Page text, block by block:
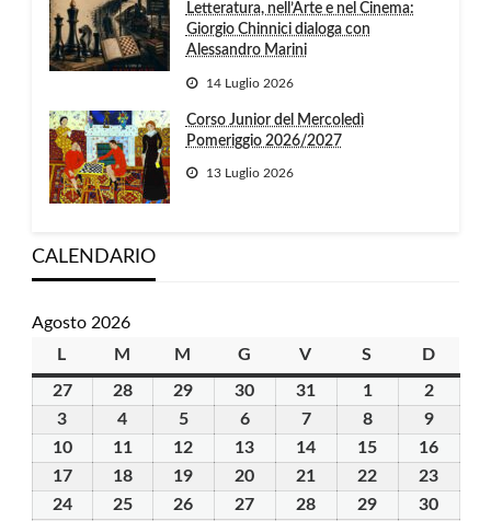
Letteratura, nell’Arte e nel Cinema:
Giorgio Chinnici dialoga con
Alessandro Marini
14 Luglio 2026
Corso Junior del Mercoledì
Pomeriggio 2026/2027
13 Luglio 2026
CALENDARIO
Agosto 2026
L
M martedì
M mercoledì
G giovedìV venerdì
S sabatoD
2727
Luglio
2026
2828
29 30 31 11
Agosto
2026
22
Agosto
2026
3
Agosto
2026
4
Agosto
2026
55
Agosto
2026
66
Agosto
2026
77
Agosto
2026
88
Agosto
2026
99
Agosto
2026
1010
Agosto
2026
1111
Agosto
2026
12
Agosto
13
Agosto
14
Agosto
15
Agosto
16
1717
Agosto
1818
Agosto
19
Agosto
20
Agosto
21
Agosto
22
Agosto
23
2424
2525
26 27 28 29 30